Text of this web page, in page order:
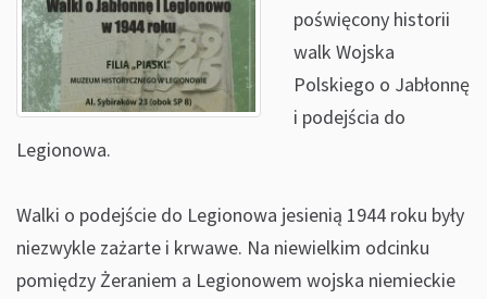
poświęcony historii
walk Wojska
Polskiego o Jabłonnę
i podejścia do
Legionowa.
Walki o podejście do Legionowa jesienią 1944 roku były
niezwykle zażarte i krwawe. Na niewielkim odcinku
pomiędzy Żeraniem a Legionowem wojska niemieckie